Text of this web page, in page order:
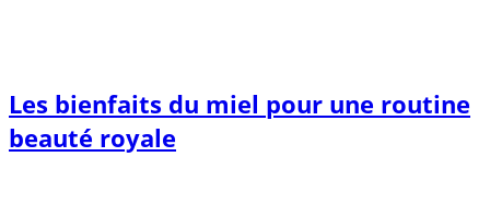
Les bienfaits du miel pour une routine
beauté royale